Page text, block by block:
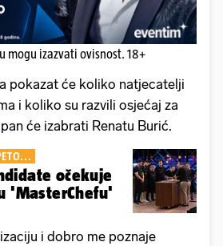
mogu izazvati ovisnost. 18+
pokazat će koliko natjecatelji
i koliko su razvili osjećaj za
će izabrati Renatu Burić.
očekuje
'MasterChefu'
i dobro me poznaje